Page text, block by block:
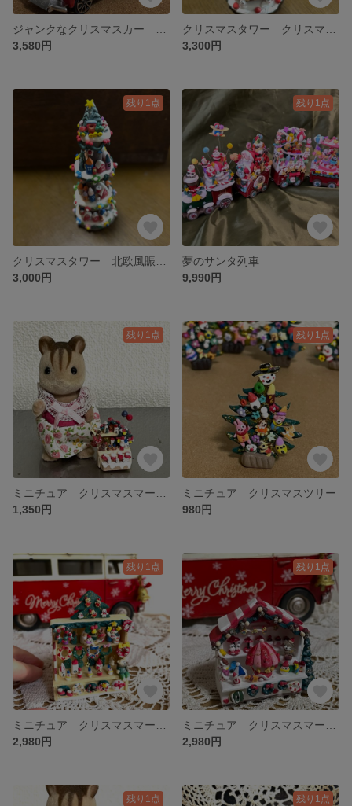
3,580円
3,300円
残り1点
3,000円
残り1点
夢のサンタ列車
9,990円
残り1点
1,350円
残り1点
ミニチュア クリスマスツリー
980円
残り1点
2,980円
残り1点
2,980円
残り1点 残り1点